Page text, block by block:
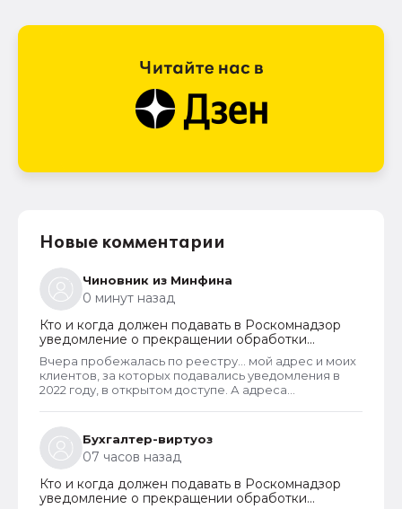
Новые комментарии
Чиновник из Минфина
0 минут назад
Кто и когда должен подавать в Роскомнадзор
уведомление о прекращении обработки
персональных данных
Вчера пробежалась по реестру... мой адрес и моих
клиентов, за которых подавались уведомления в
2022 году, в открытом доступе. А адреса
проверила только знакомых ИП и заметила такую
закономерность. Или это просто совпадение
такое?
Бухгалтер-виртуоз
07 часов назад
Кто и когда должен подавать в Роскомнадзор
уведомление о прекращении обработки